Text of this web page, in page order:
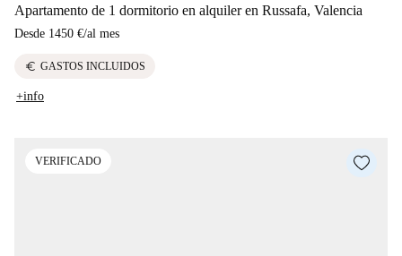
Apartamento de 1 dormitorio en alquiler en Russafa, Valencia
Desde 1450 €/al mes
euro GASTOS INCLUIDOS
+info
VERIFICADO